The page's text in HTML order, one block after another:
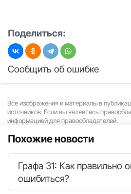
Поделиться:
Сообщить об ошибке
Все изображения и материалы в
источников. Если вы являетесь
информацией для правообладателей.
Похожие новости
Графа 31: Как правильно
ошибиться?